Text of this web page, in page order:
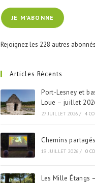
e-
mailJE M'ABONNE
Rejoignez les 228 autres abonnés
Articles Récents
Port-Lesney et
Loue – juillet
27 JUILLET 2026 / 4
Chemins
19 JUILLET 2026 / 0
Les Mille Étangs